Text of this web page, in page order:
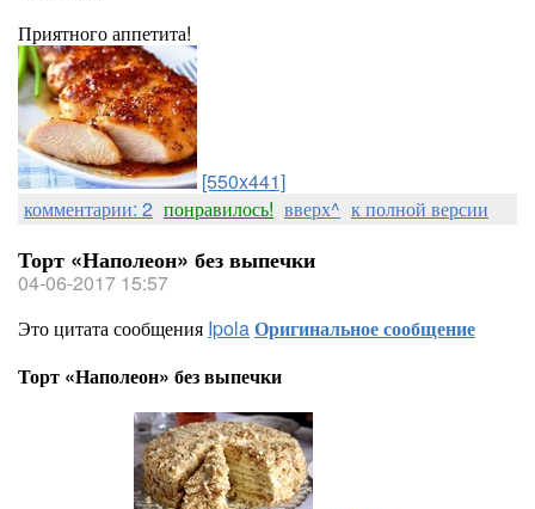
Приятного аппетита!
[550x441]
комментарии: 2 понравилось! вверх^ к полной версии
Торт «Наполеон» без выпечки
04-06-2017 15:57
Это цитата сообщения IpolaОригинальное сообщение
Торт «Наполеон» без выпечки